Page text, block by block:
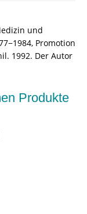
und
Promotion
1992. Der Autor
Produkte